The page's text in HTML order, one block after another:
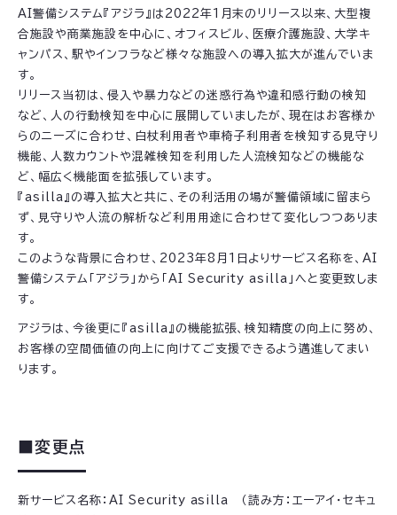
AI警備システム『アジラ』は2022年1月末のリリース以来、大型複
合施設や商業施設を中心に、オフィスビル、医療介護施設、大学キ
ャンパス、駅やインフラなど様々な施設への導入拡大が進んでいま
す。
リリース当初は、侵入や暴力などの迷惑行為や違和感行動の検知
など、人の行動検知を中心に展開していましたが、現在はお客様か
らのニーズに合わせ、白杖利用者や車椅子利用者を検知する見守り
機能、人数カウントや混雑検知を利用した人流検知などの機能な
ど、幅広く機能面を拡張しています。
『asilla』の導入拡大と共に、その利活用の場が警備領域に留まら
ず、見守りや人流の解析など利用用途に合わせて変化しつつありま
す。
このような背景に合わせ、2023年8月1日よりサービス名称を、AI
警備システム「アジラ」から「AI Security asilla」へと変更致しま
す。
アジラは、今後更に『asilla』の機能拡張、検知精度の向上に努め、
お客様の空間価値の向上に向けてご支援できるよう邁進してまい
ります。
■変更点
新サービス名称：AI Security asilla （読み方：エーアイ・セキュ